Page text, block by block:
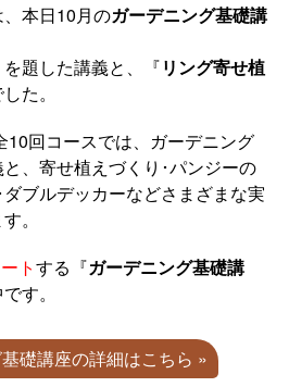
本日10月のガーデニング基礎講
を題した講義と、『リング寄せ植
た。
10回コースでは、ガーデニング
、寄せ植えづくり･パンジーの
ブルデッカーなどさまざまな実
。
トする『ガーデニング基礎講
す。
礎講座の詳細はこちら »